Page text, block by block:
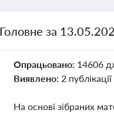
Головне за
Опрацьовано: 14606
Виявлено: 2
На основі зібраних